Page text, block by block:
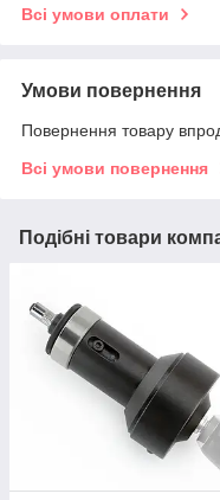
Всі умови оплати
Умови повернення
Повернення товару
Всі умови повернення
Подібні товари